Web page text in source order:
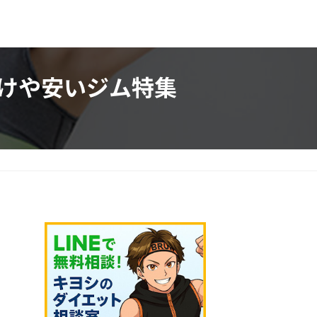
や安いジム特集